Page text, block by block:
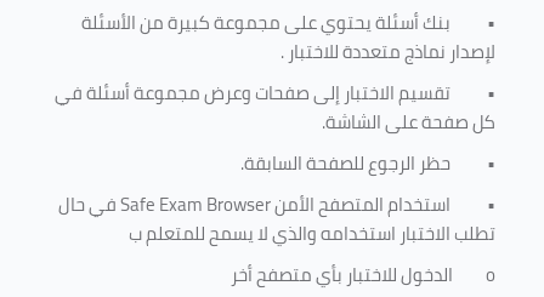
• بنك أسئلة يحتوي على مجموعة كبيرة من الأسئلة
لإصدار نماذج متعددة للاختبار.
• تقسيم الاختبار إلى صفحات وعرض مجموعة أسئلة في
كل صفحة على الشاشة.
• حظر الرجوع للصفحة السابقة.
• استخدام المتصفح الأمنSafe Exam Browserفي حال
تطلب الاختبار استخدامه والذي لا يسمح للمتعلم ب
o
الدخول للاختبار بأي متصفح أخر